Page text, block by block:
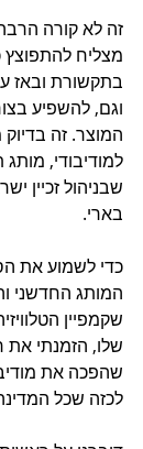
זה לא קורה
מצליח
בתקשורת ובאז
וגם, להשפיע
המוצר. זה
למודיבודי,
שבניהול זכיין
בארי.
כדי לשמוע את
המותג החדשני
שקמפיין
שלו, הזמנתי את
שהפכה את
לכזה שכל